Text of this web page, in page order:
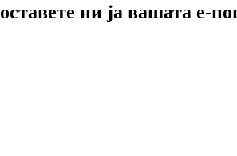
ни ја вашата е-